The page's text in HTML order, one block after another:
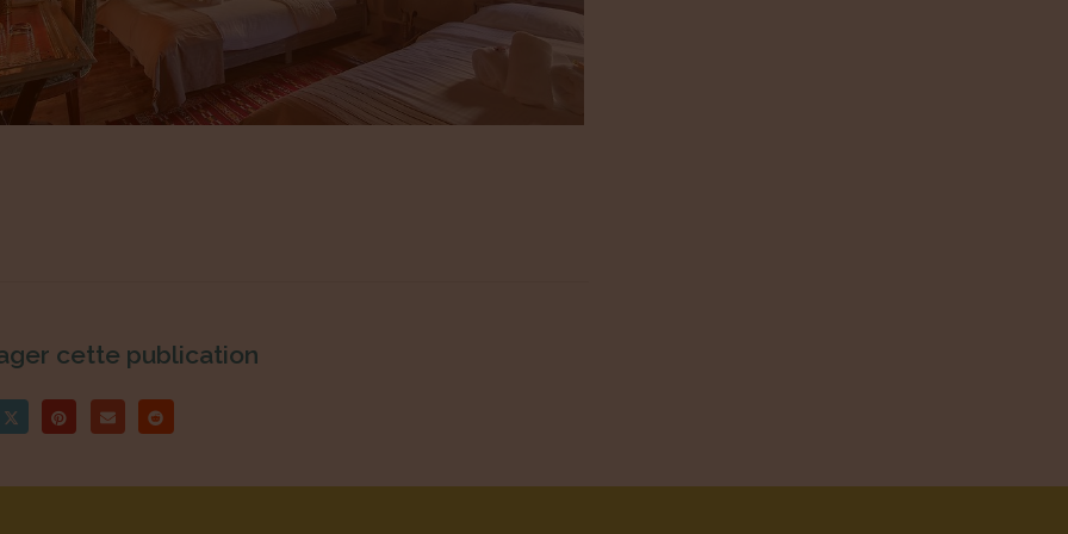
cette publication